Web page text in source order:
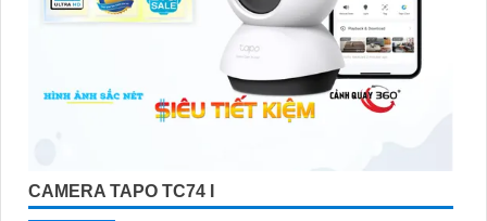
CAMERA TAPO TC74 I